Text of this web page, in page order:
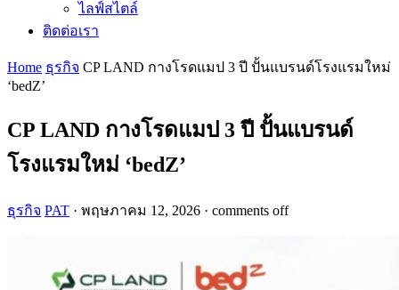
ไลฟ์สไตล์
ติดต่อเรา
Home ธุรกิจ CP LAND กางโรดแมป 3 ปี ปั้นแบรนด์โรงแรมใหม่
‘bedZ’
CP LAND กางโรดแมป 3 ปี ปั้นแบรนด์
โรงแรมใหม่ ‘bedZ’
ธุรกิจ PAT · พฤษภาคม 12, 2026 · comments off